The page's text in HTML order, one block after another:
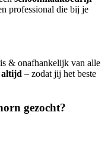
professional die bij je
& onafhankelijk van alle
– zodat jij het beste
gezocht?